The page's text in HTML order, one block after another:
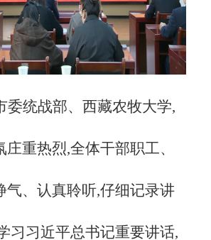
委统战部、西藏农牧大学,
重热烈,全体干部职工、
气、认真聆听,仔细记录讲
习习近平总书记重要讲话,